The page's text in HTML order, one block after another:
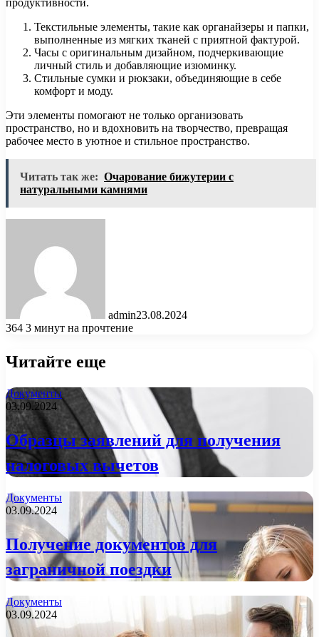
Текстильные элементы, такие как органайзеры и папки,
выполненные из мягких тканей с приятной фактурой.
Часы с оригинальным дизайном, подчеркивающие
личный стиль и добавляющие изюминку.
Стильные сумки и рюкзаки, объединяющие в себе
комфорт и моду.
Эти элементы помогают не только организовать
пространство, но и вдохновить на творчество, превращая
рабочее место в уютное и стильное пространство.
Читать так же: Очарование бижутерии с
натуральными камнями
admin23.08.2024
364 3 минут на прочтение
Читайте еще
Документы
03.09.2024
Образцы заявлений для получения
налоговых вычетов
Документы
03.09.2024
Получение документов для
заграничной поездки
Документы
03.09.2024